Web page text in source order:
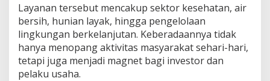
P
B
a
t
a
m
Layanan tersebut mencakup sektor kesehatan, air
bersih, hunian layak, hingga pengelolaan
lingkungan berkelanjutan. Keberadaannya tidak
hanya menopang aktivitas masyarakat sehari-hari,
tetapi juga menjadi magnet bagi investor dan
pelaku usaha.